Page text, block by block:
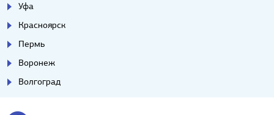
Уфа
Красноярск
Пермь
Воронеж
Волгоград